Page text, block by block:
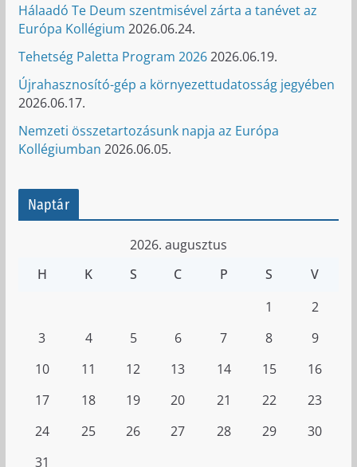
Hálaadó Te Deum szentmisével zárta a tanévet az
Európa Kollégium 2026.06.24.
Tehetség Paletta Program 20262026.06.19.
Újrahasznosító-gép a környezettudatosság jegyében
2026.06.17.
Nemzeti összetartozásunk napja az Európa
Kollégiumban 2026.06.05.
Naptár
2026. augusztus
H
K S C P S V
1
2
3
4 5 6 7 8
9
10
11 12 13 14 15
16
17
18 19 20 21 22
23
24
25 26 27 28 29
30
31